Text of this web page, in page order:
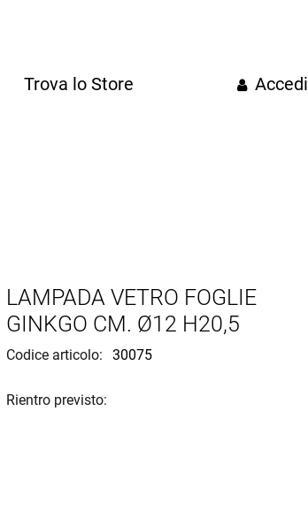
Trova lo Store Accedi
LAMPADA VETRO FOGLIE
GINKGO CM. Ø12 H20,5
Codice articolo: 30075
Rientro previsto: